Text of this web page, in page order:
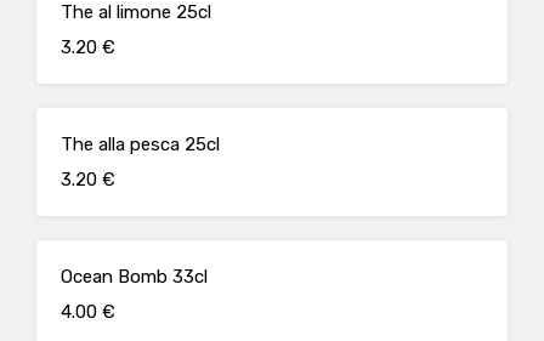
The al limone 25cl
3.20 €
The alla pesca 25cl
3.20 €
Ocean Bomb 33cl
4.00 €